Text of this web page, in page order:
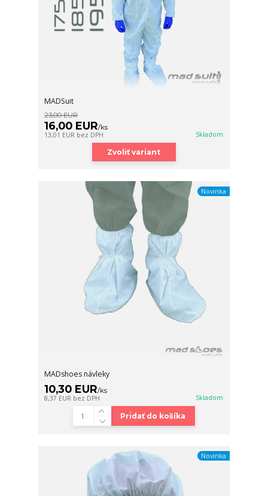
MADSuit
23,00 EUR
16,00 EUR/ks
13,01 EUR bez DPH Skladom
Zvoliť variant
Novinka
MADshoes návleky
10,30 EUR/ks
8,37 EUR bez DPH Skladom
Pridať do košíka
Novinka